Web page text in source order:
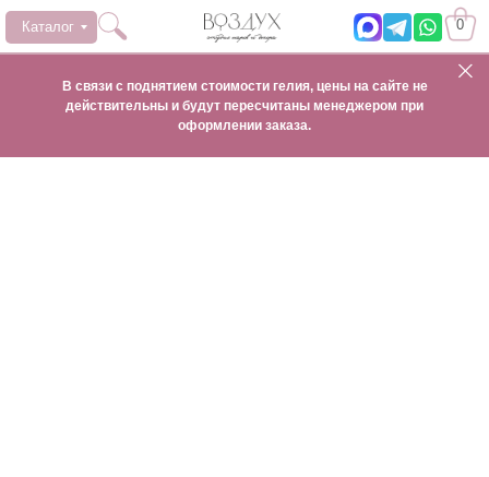
0
Каталог
В связи с поднятием стоимости гелия, цены на сайте не
действительны и будут пересчитаны менеджером при
оформлении заказа.